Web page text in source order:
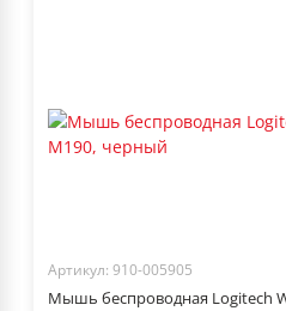
Артикул: 910-005905
Мышь беспроводная Logitech